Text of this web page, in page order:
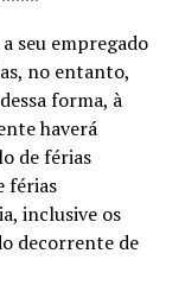
seu empregado
no entanto,
forma, à
haverá
de férias
férias
inclusive os
decorrente de